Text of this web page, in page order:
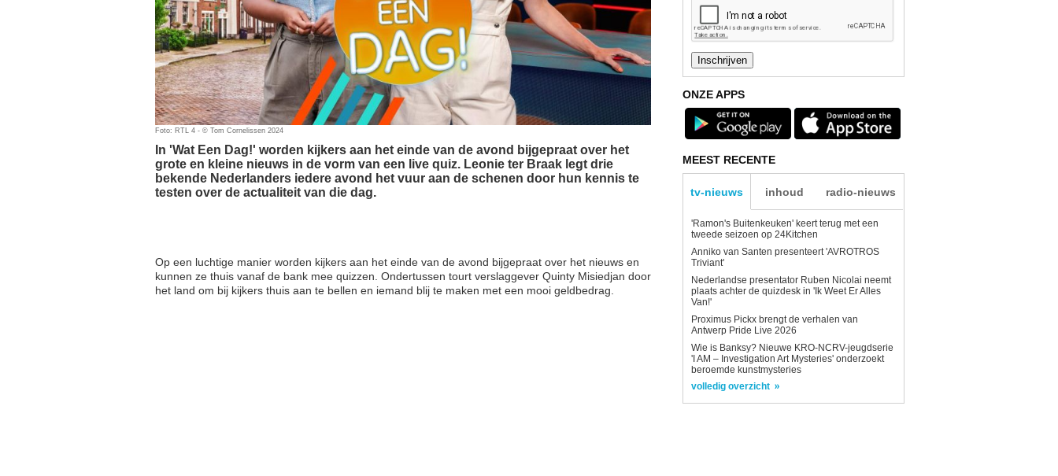
Foto: RTL 4 - © Tom Cornelissen 2024
In 'Wat Een Dag!' worden kijkers aan het einde van de avond bijgepraat over het
grote en kleine nieuws in de vorm van een live quiz. Leonie ter Braak legt drie
bekende Nederlanders iedere avond het vuur aan de schenen door hun kennis te
testen over de actualiteit van die dag.
Op een luchtige manier worden kijkers aan het einde van de avond bijgepraat over het nieuws en
kunnen ze thuis vanaf de bank mee quizzen. Ondertussen tourt verslaggever Quinty Misiedjan door
het land om bij kijkers thuis aan te bellen en iemand blij te maken met een mooi geldbedrag.
ONZE APPS
MEEST RECENTE
tv-nieuws inhoud radio-nieuws
'Ramon's Buitenkeuken' keert terug met een
tweede seizoen op 24Kitchen
Anniko van Santen presenteert 'AVROTROS
Triviant'
Nederlandse presentator Ruben Nicolai neemt
plaats achter de quizdesk in 'Ik Weet Er Alles
Van!'
Proximus Pickx brengt de verhalen van
Antwerp Pride Live 2026
Wie is Banksy? Nieuwe KRO-NCRV-jeugdserie
'I AM – Investigation Art Mysteries' onderzoekt
beroemde kunstmysteries
volledig overzicht